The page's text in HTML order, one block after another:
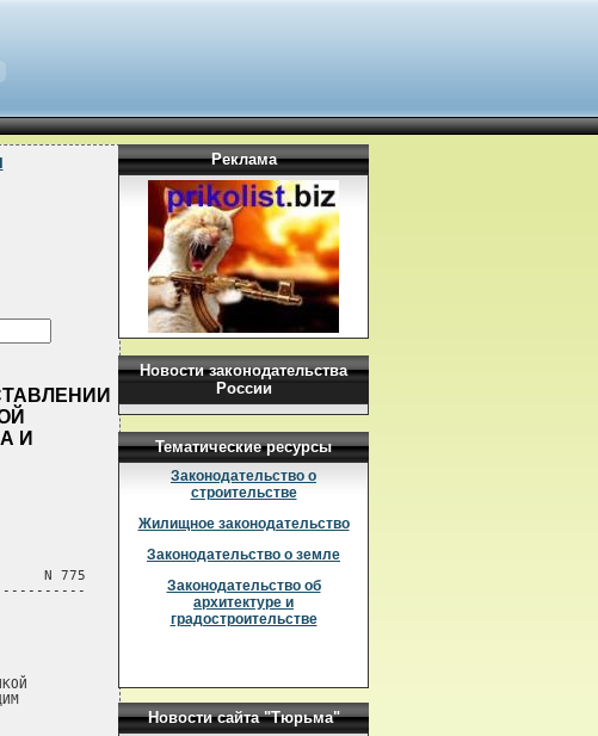
И
N 775
Реклама
Новости законодательства
России
Тематические ресурсы
Законодательство о
строительстве
Жилищное законодательство
Законодательство о земле
Законодательство об
архитектуре и
градостроительстве
Новости сайта "Тюрьма"